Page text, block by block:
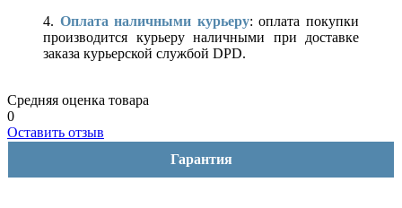
4. Оплата наличными курьеру: оплата покупки
производится курьеру наличными при доставке
заказа курьерской службой DPD.
Средняя оценка товара
0
Оставить отзыв
Гарантия